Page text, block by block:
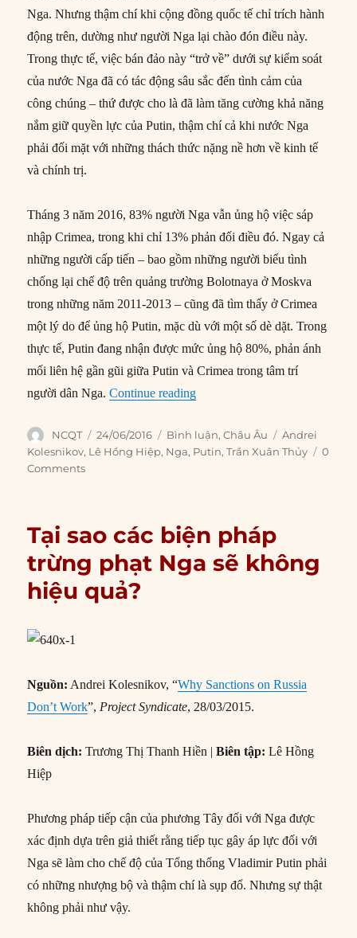
Nga. Nhưng thậm chí khi cộng đồng quốc tế chỉ trích hành
động trên, dường như người Nga lại chào đón điều này.
Trong thực tế, việc bán đảo này “trở về” dưới sự kiểm soát
của nước Nga đã có tác động sâu sắc đến tình cảm của
công chúng – thứ được cho là đã làm tăng cường khả năng
nắm giữ quyền lực của Putin, thậm chí cả khi nước Nga
phải đối mặt với những thách thức nặng nề hơn về kinh tế
và chính trị.
Tháng 3 năm 2016, 83% người Nga vẫn ủng hộ việc sáp
nhập Crimea, trong khi chỉ 13% phản đối điều đó. Ngay cả
những người cấp tiến – bao gồm những người biểu tình
chống lại chế độ trên quảng trường Bolotnaya ở Moskva
trong những năm 2011-2013 – cũng đã tìm thấy ở Crimea
một lý do để ủng hộ Putin, mặc dù với một số dè dặt. Trong
thực tế, Putin đang nhận được mức ủng hộ 80%, phản ánh
mối liên hệ gần gũi giữa Putin và Crimea trong tâm trí
người dân Nga.Continue reading“Bí quyết tồn tại của Putin”
Author
NCQT
Posted
on
24/06/2016 Categories
Bình luận,Châu Âu Tags
Andrei
Kolesnikov, Lê Hồng Hiệp, Nga, Putin,Trần Xuân Thủy
0
Comments
Tại sao các biện pháp
trừng phạt Nga sẽ không
hiệu quả?
Nguồn: Andrei Kolesnikov, “Why Sanctions on Russia
Don’t Work”, Project Syndicate, 28/03/2015.
Biên dịch: Trương Thị Thanh Hiền |Biên tập: Lê Hồng
Hiệp
Phương pháp tiếp cận của phương Tây đối với Nga được
xác định dựa trên giả thiết rằng tiếp tục gây áp lực đối với
Nga sẽ làm cho chế độ của Tổng thống Vladimir Putin phải
có những nhượng bộ và thậm chí là sụp đổ. Nhưng sự thật
không phải như vậy.